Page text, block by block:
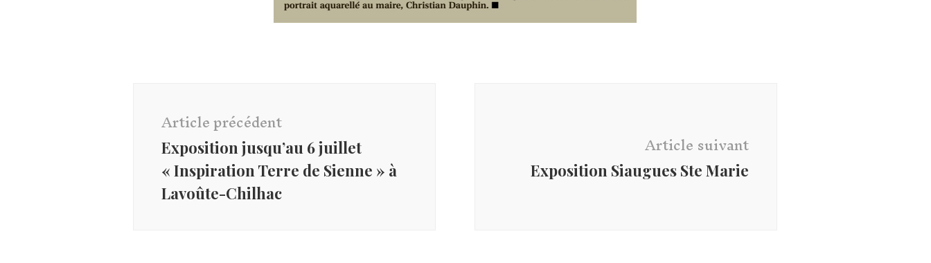
d'article
Article précédent
Exposition jusqu’au 6 juillet
« Inspiration Terre de Sienne » à
Lavoûte-Chilhac
Article suivant
Exposition Siaugues Ste Marie